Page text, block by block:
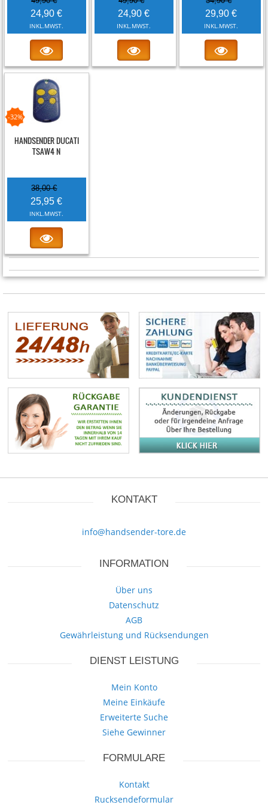
24,90 €
INKL.MWST.
24,90 €
INKL.MWST.
29,90 €
INKL.MWST.
-32%
HANDSENDER DUCATI
TSAW4 N
38,00 €
25,95 €
INKL.MWST.
KONTAKT
info@handsender-tore.de
INFORMATION
Über uns
Datenschutz
AGB
Gewährleistung und Rücksendungen
DIENST LEISTUNG
Mein Konto
Meine Einkäufe
Erweiterte Suche
Siehe Gewinner
FORMULARE
Kontakt
Rucksendeformular